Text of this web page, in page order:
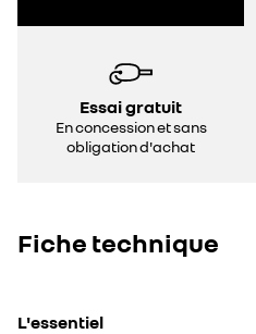
Essai gratuit
En concession et sans
obligation d'achat
Fiche technique
L'essentiel